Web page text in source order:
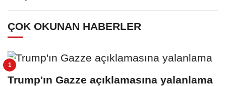
ÇOK OKUNAN HABERLER
Trump'ın Gazze açıklamasına yalanlama